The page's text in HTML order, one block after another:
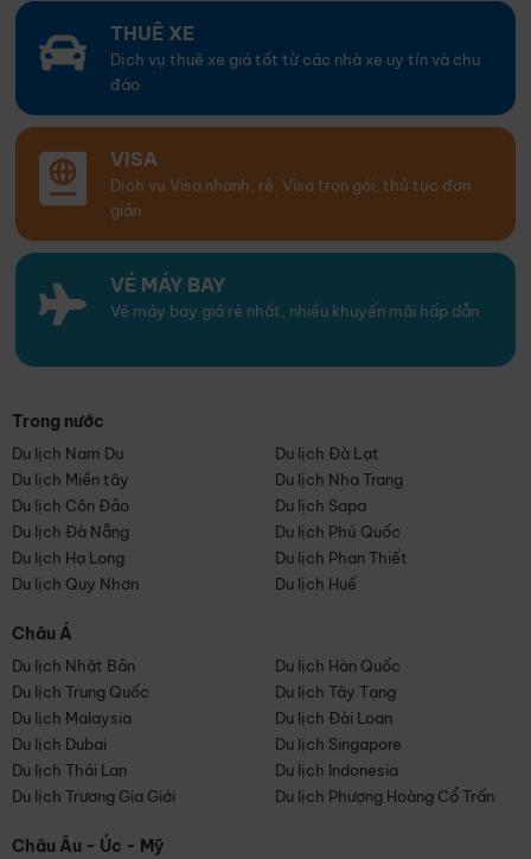
THUÊ XE
Dịch vụ thuê xe giá tốt từ các nhà xe uy tín và chu
đáo
VISA
Dịch vụ Visa nhanh, rẻ. Visa trọn gói, thủ tục đơn
giản
VÉ MÁY BAY
Vé máy bay giá rẻ nhất, nhiều khuyến mãi hấp dẫn
Trong nước
Du lịch Nam Du
Du lịch Đà Lạt
Du lịch Miền tây
Du lịch Nha Trang
Du lịch Côn Đảo
Du lịch Sapa
Du lịch Đà Nẵng
Du lịch Phú Quốc
Du lịch Hạ Long
Du lịch Phan Thiết
Du lịch Quy Nhơn
Du lịch Huế
Châu Á
Du lịch Nhật Bản
Du lịch Hàn Quốc
Du lịch Trung Quốc
Du lịch Tây Tạng
Du lịch Malaysia
Du lịch Đài Loan
Du lịch Dubai
Du lịch Singapore
Du lịch Thái Lan
Du lịch Indonesia
Du lịch Trương Gia Giới
Du lịch Phượng Hoàng Cổ Trấn
Châu Âu - Úc - Mỹ